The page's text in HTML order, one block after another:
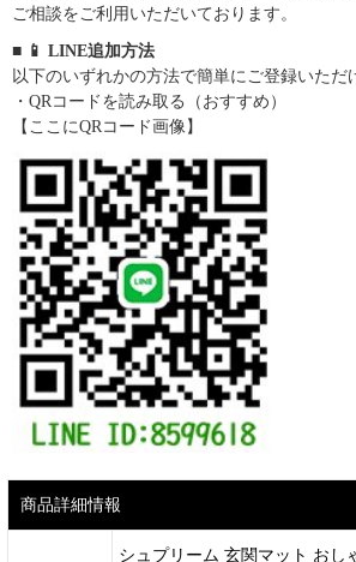
ご相談をご利用いただいております。
■ 📱 LINE追加方法
以下のいずれかの方法で簡単にご登録いただ
・QRコードを読み取る（おすすめ）
【ここにQRコード画像】
商品詳細情報
シュプリーム 玄関マット おし